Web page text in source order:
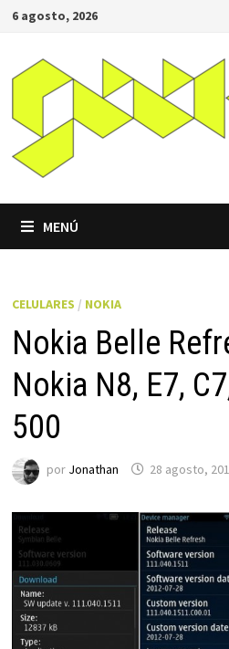
Saltar
contenido
6 agosto, 2026
MENÚ
CELULARES / NOKIA
Nokia Belle
Nokia N8, E7,
500
por Jonathan 28 agosto,